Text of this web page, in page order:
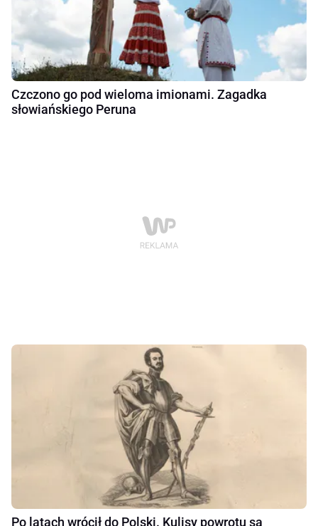
Czczono go pod wieloma imionami. Zagadka
słowiańskiego Peruna
Po latach wrócił do Polski. Kulisy powrotu są